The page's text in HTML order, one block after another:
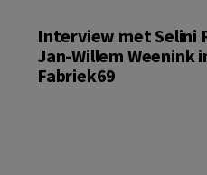
Interview met Selini
Jan-Willem Weenink
Fabriek69